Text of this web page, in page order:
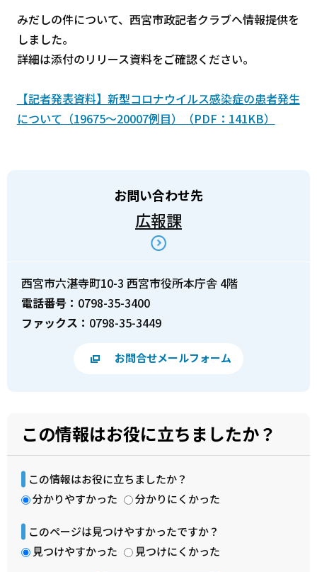
みだしの件について、西宮市政記者クラブへ情報提供を
しました。
詳細は添付のリリース資料をご確認ください。
【記者発表資料】新型コロナウイルス感染症の患者発生
について（19675～20007例目）（PDF：141KB）
お問い合わせ先
広報課
西宮市六湛寺町10-3 西宮市役所本庁舎 4階
電話番号： 0798-35-3400
ファックス： 0798-35-3449
お問合せメールフォーム
この情報はお役に立ちましたか？
この情報はお役に立ちましたか？
分かりやすかった
分かりにくかった
このページは見つけやすかったですか？
見つけやすかった
見つけにくかった